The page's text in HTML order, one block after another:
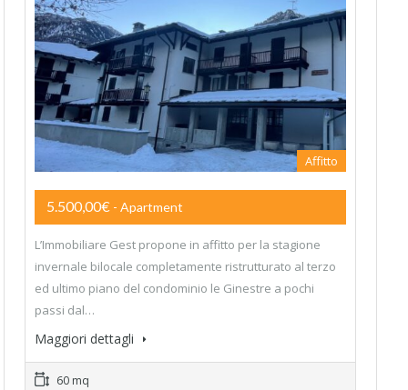
Affitto
5.500,00€ - Apartment
L’Immobiliare Gest propone in affitto per la stagione
invernale bilocale completamente ristrutturato al terzo
ed ultimo piano del condominio le Ginestre a pochi
passi dal…
Maggiori dettagli
60 mq